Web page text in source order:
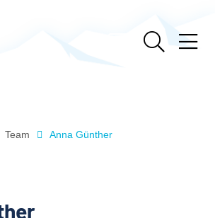
Team Anna Günther